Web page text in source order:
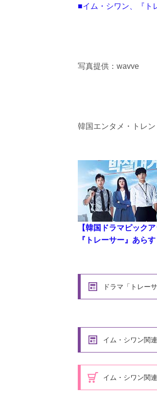
■イム・シワン、『ト
写真提供：wavve
韓国エンタメ・トレ
【韓国ドラマピックア
『トレーサー』あら
ドラマ「トレー
イム・シワン関
イム・シワン関